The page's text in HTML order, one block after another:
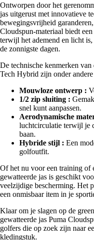
Ontworpen door het
jas uitgerust met innovatieve
bewegingsvrijheid
Cloudspun-materiaal biedt
terwijl het ademend en licht
de zonnigste dagen.
De technische kenmerken
Tech Hybrid zijn onder andere
Mouwloze ontwerp :
1/2 zip sluiting :
snel kunt aanpassen.
Aerodynamische
luchtcirculatie terwijl je
baan.
Hybride stijl : Een
golfoutfit.
Of het nu voor een training of
gewatteerde jas is geschikt
veelzijdige bescherming. Het
een onmisbaar item in je
Klaar om je slagen op de
gewatteerde jas Puma
golfers die op zoek zijn naar
kledingstuk.